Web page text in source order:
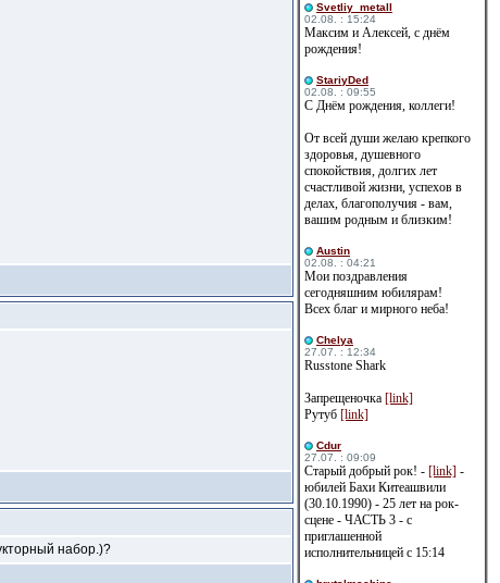
набор.)?
Svetliy_metall
02.08. : 15:24
Максим и Алексей, с днём
рождения!
StariyDed
02.08. : 09:55
С Днём рождения, коллеги!
От всей души желаю крепкого
здоровья, душевного
спокойствия, долгих лет
счастливой жизни, успехов в
делах, благополучия - вам,
вашим родным и близким!
Austin
02.08. : 04:21
Мои поздравления
сегодняшним юбилярам!
Всех благ и мирного неба!
Сhelya
27.07. : 12:34
Russtone Shark
Запрещеночка [link]
Рутуб [link]
Cdur
27.07. : 09:09
Старый добрый рок! - [link] -
юбилей Бахи Китеашвили
(30.10.1990) - 25 лет на рок-
сцене - ЧАСТЬ 3 - с
приглашенной
исполнительницей с 15:14